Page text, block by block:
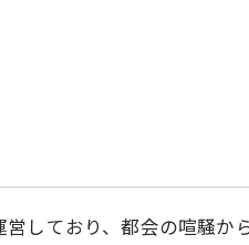
しており、都会の喧騒か